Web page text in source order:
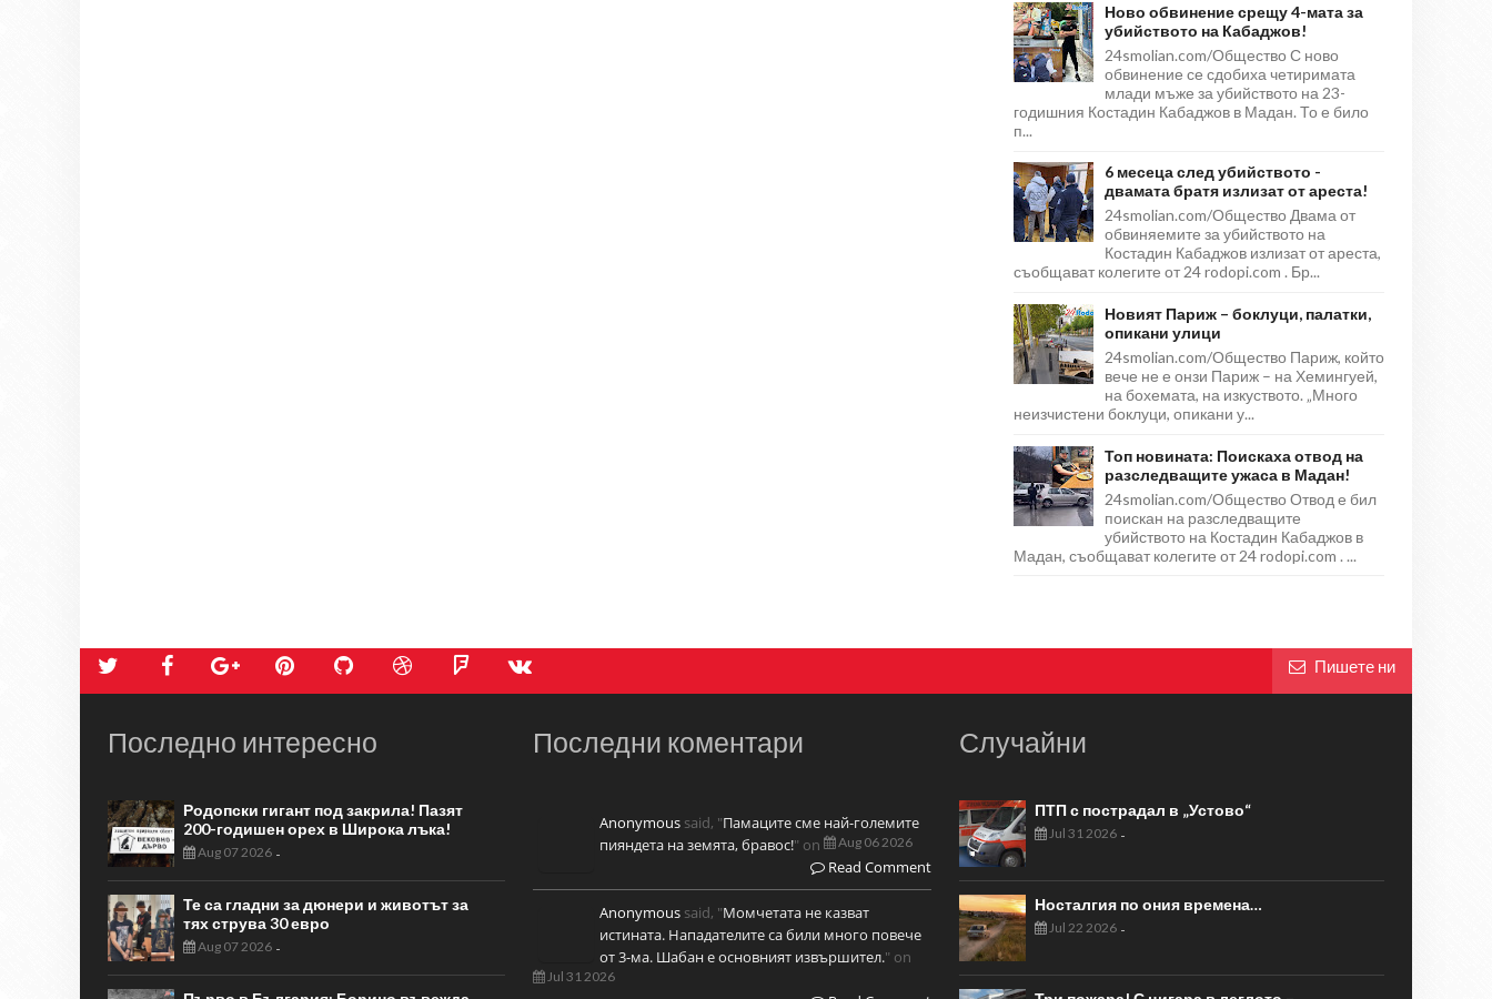
Ново обвинение срещу 4-мата за
убийството на Кабаджов!
24smolian.com/Общество С ново
обвинение се сдобиха четиримата
млади мъже за убийството на 23-
годишния Костадин Кабаджов в Мадан. То е било
п...
6 месеца след убийството -
двамата братя излизат от ареста!
24smolian.com/Общество Двама от
обвиняемите за убийството на
Костадин Кабаджов излизат от ареста,
съобщават колегите от 24 rodopi.com . Бр...
Новият Париж – боклуци, палатки,
опикани улици
24smolian.com/Общество Париж, който
вече не е онзи Париж – на Хемингуей,
на бохемата, на изкуството. „Много
неизчистени боклуци, опикани у...
Топ новината: Поискаха отвод на
разследващите ужаса в Мадан!
24smolian.com/Общество Отвод е бил
поискан на разследващите
убийството на Костадин Кабаджов в
Мадан, съобщават колегите от 24 rodopi.com . ...
Пишете ни
Последно интересно
Родопски гигант под закрила! Пазят
200-годишен орех в Широка лъка!
Aug 07 2026 -
Те са гладни за дюнери и животът за
тях струва 30 евро
Aug 07 2026 -
Последни коментари
Anonymous said, "Памаците сме най-големите
пияндета на земята, бравос!" on Aug 06 2026
Read Comment
Anonymous said, "Момчетата не казват
истината. Нападателите са били много повече
от 3-ма. Шабан е основният извършител." on
Jul 31 2026
Случайни
ПТП с пострадал в „Устово“
Jul 31 2026-
Носталгия по ония времена…
Jul 22 2026-